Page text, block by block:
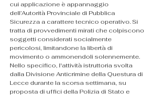
cui applicazione è appannaggio
dell’Autorità Provinciale di Pubblica
Sicurezza a carattere tecnico operativo. Si
tratta di provvedimenti mirati che colpiscono
soggetti considerati socialmente
pericolosi, limitandone la libertà di
movimento o ammonendoli solennemente.
​Nello specifico, l'attività istruttoria svolta
dalla Divisione Anticrimine della Questura di
Lecce durante la scorsa settimana, su
proposta di uffici della Polizia di Stato e